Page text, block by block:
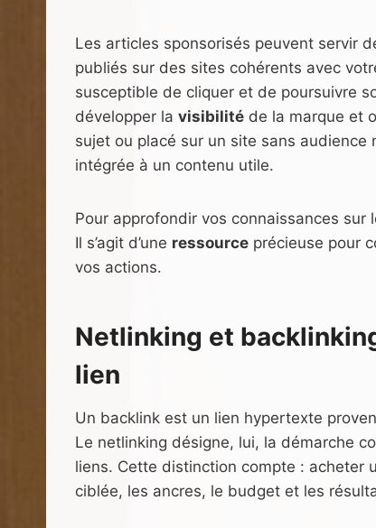
Les articles sponsorisés peuvent servir
publiés sur des sites cohérents avec
susceptible de cliquer et de poursuivre
développer la visibilité de la marque et
sujet ou placé sur un site sans audience
intégrée à un contenu utile.
Pour approfondir vos connaissances sur
Il s’agit d’une ressource précieuse pour
vos actions.
Netlinking et
lien
Un backlink est un lien hypertexte
Le netlinking désigne, lui, la démarche
liens. Cette distinction compte : acheter
ciblée, les ancres, le budget et les